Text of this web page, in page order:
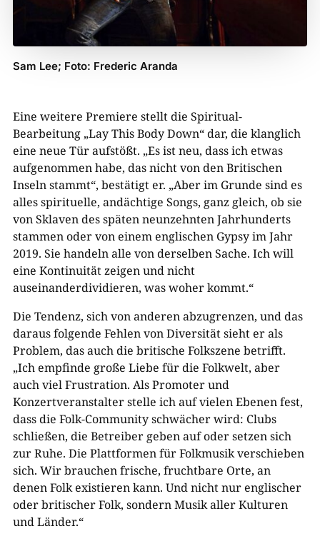
Sam Lee; Foto: Frederic Aranda
Eine weitere Premiere stellt die Spiritual-
Bearbeitung „Lay This Body Down“ dar, die klanglich
eine neue Tür aufstößt. „Es ist neu, dass ich etwas
aufgenommen habe, das nicht von den Britischen
Inseln stammt“, bestätigt er. „Aber im Grunde sind es
alles spirituelle, andächtige Songs, ganz gleich, ob sie
von Sklaven des späten neunzehnten Jahrhunderts
stammen oder von einem englischen Gypsy im Jahr
2019. Sie handeln alle von derselben Sache. Ich will
eine Kontinuität zeigen und nicht
auseinanderdividieren, was woher kommt.“
Die Tendenz, sich von anderen abzugrenzen, und das
daraus folgende Fehlen von Diversität sieht er als
Problem, das auch die britische Folkszene betrifft.
„Ich empfinde große Liebe für die Folkwelt, aber
auch viel Frustration. Als Promoter und
Konzertveranstalter stelle ich auf vielen Ebenen fest,
dass die Folk-Community schwächer wird: Clubs
schließen, die Betreiber geben auf oder setzen sich
zur Ruhe. Die Plattformen für Folkmusik verschieben
sich. Wir brauchen frische, fruchtbare Orte, an
denen Folk existieren kann. Und nicht nur englischer
oder britischer Folk, sondern Musik aller Kulturen
und Länder.“